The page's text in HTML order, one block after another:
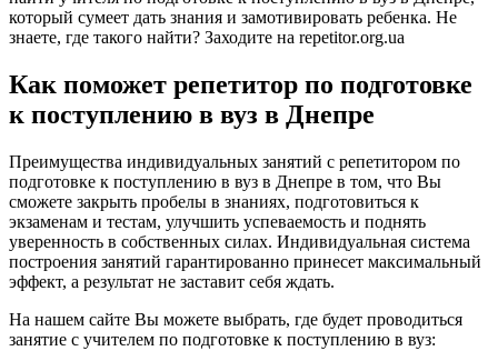
который сумеет дать знания и замотивировать ребенка. Не
знаете, где такого найти? Заходите на repetitor.org.ua
Как поможет репетитор по подготовке
к поступлению в вуз в Днепре
Преимущества индивидуальных занятий с репетитором по
подготовке к поступлению в вуз в Днепре в том, что Вы
сможете закрыть пробелы в знаниях, подготовиться к
экзаменам и тестам, улучшить успеваемость и поднять
уверенность в собственных силах. Индивидуальная система
построения занятий гарантированно принесет максимальный
эффект, а результат не заставит себя ждать.
На нашем сайте Вы можете выбрать, где будет проводиться
занятие с учителем по подготовке к поступлению в вуз: